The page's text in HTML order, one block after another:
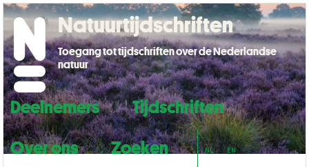
Deelnemers
Tijdschriften
Over ons
Zoeken NL EN
Natuurtijdschriften
Toegang tot tijdschriften over de Nederlandse
natuur